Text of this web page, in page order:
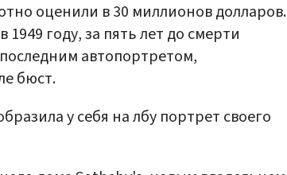
оценили в 30 миллионов долларов.
году, за пять лет до смерти
автопортретом,
бюст.
у себя на лбу портрет своего